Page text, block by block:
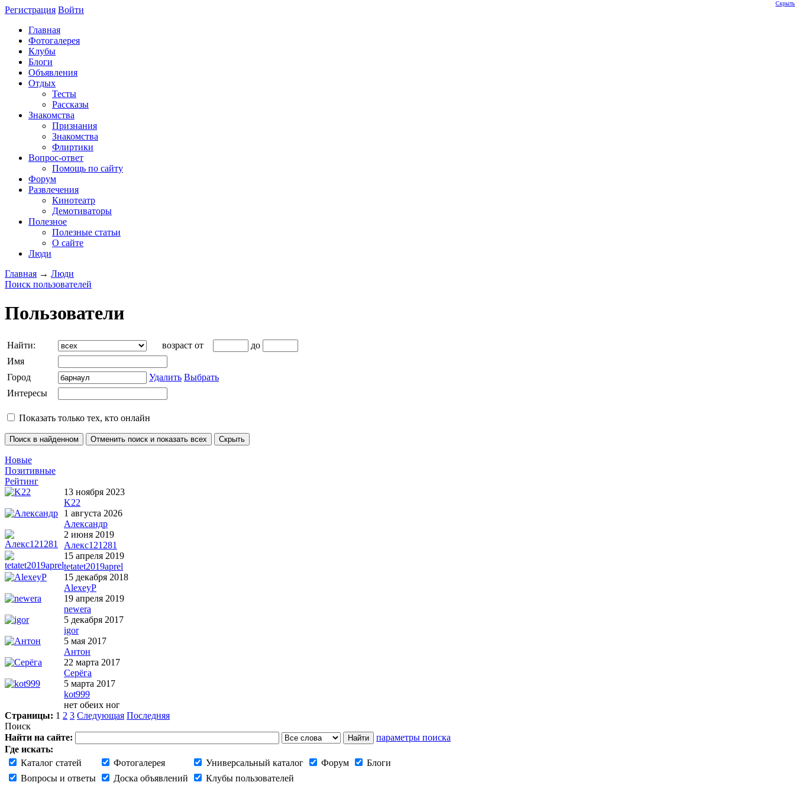
Регистрация Войти
Главная
Фотогалерея
Клубы
Блоги
Объявления
Отдых
Тесты
Рассказы
Знакомства
Признания
Знакомства
Флиртики
Вопрос-ответ
Помощь по сайту
Форум
Развлечения
Кинотеатр
Демотиваторы
Полезное
Полезные статьи
О сайте
Люди
Главная → Люди
Поиск пользователей
Пользователи
Найти: возраст от
до
Имя
Город
Удалить Выбрать
Интересы
Показать только тех, кто онлайн
Новые
Позитивные
Рейтинг
13 ноября 2023
K22
1 августа 2026
Александр
2 июня 2019
Алекс121281
15 апреля 2019
tetatet2019aprel
15 декабря 2018
AlexeyP
19 апреля 2019
newera
5 декабря 2017
igor
5 мая 2017
Антон
22 марта 2017
Серёга
5 марта 2017
kot999
нет обеих ног
Страницы: 1 2 3 Следующая Последняя
Поиск
Найти на сайте:
параметры поиска
Где искать:
Каталог статей
Фотогалерея Универсальный каталог Форум
Блоги
Вопросы и ответы
Доска объявлений Клубы пользователей
Скрыть